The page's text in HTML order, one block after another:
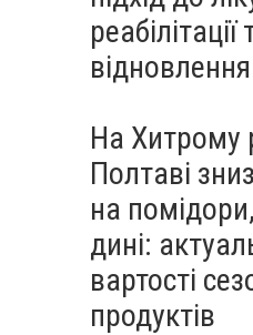
реабілітації
На Хитрому
Полтаві
на
дині:
вартості
продуктів